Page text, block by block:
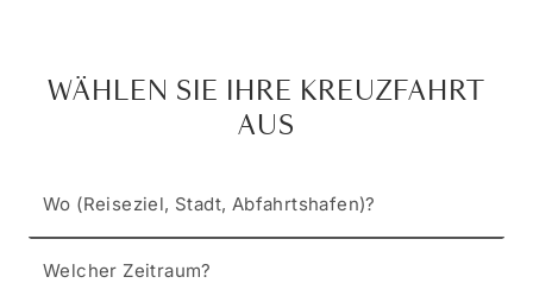
WÄHLEN SIE IHRE KREUZFAHRT
AUS
Wo (Reiseziel, Stadt, Abfahrtshafen)?
Welcher Zeitraum?